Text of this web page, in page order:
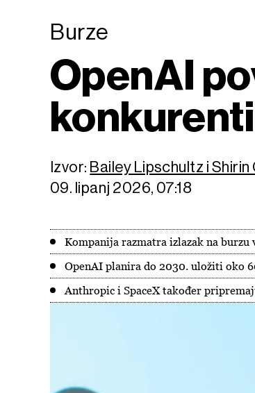
Burze
OpenAI
Izvor: Bailey Lipschultz i
09. lipanj 2026, 07:18
Kompanija razmatra izlazak na burzu
OpenAI planira do 2030. uložiti oko
Anthropic i SpaceX također